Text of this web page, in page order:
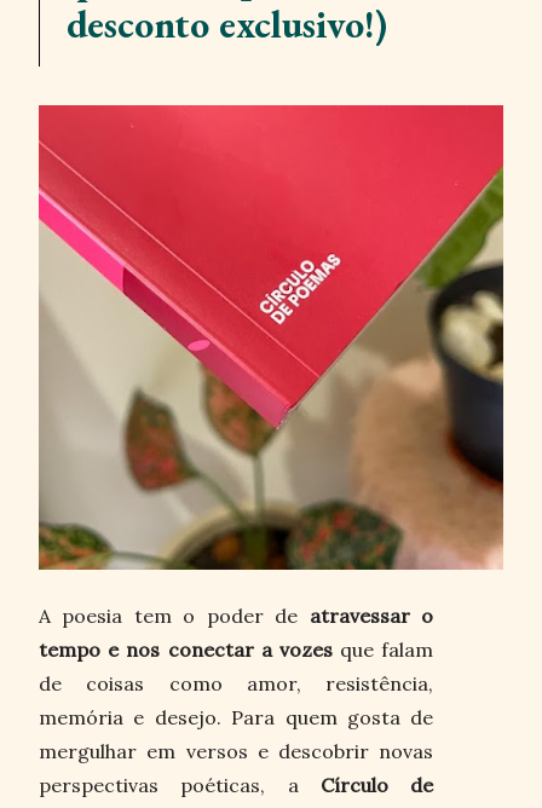
desconto exclusivo!)
A poesia tem o poder de atravessar o
tempo e nos conectar a vozes que falam
de coisas como amor, resistência,
memória e desejo. Para quem gosta de
mergulhar em versos e descobrir novas
perspectivas poéticas, a Círculo de